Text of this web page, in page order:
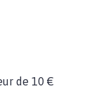
de 10 €